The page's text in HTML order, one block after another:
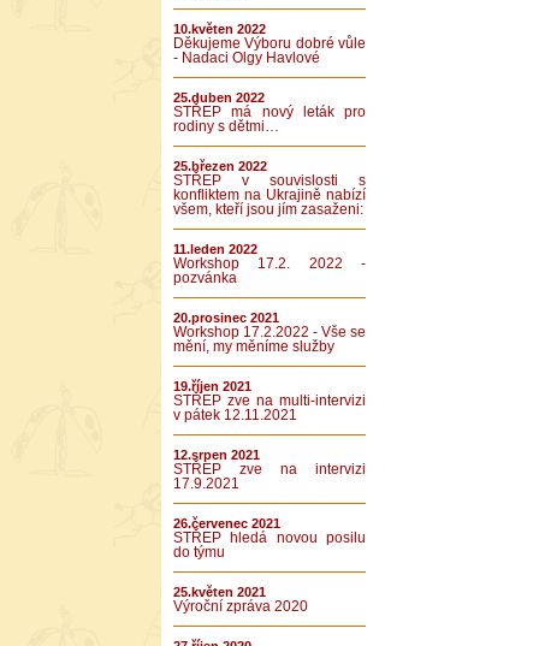
10.květen 2022
Děkujeme Výboru dobré vůle
- Nadaci Olgy Havlové
25.duben 2022
STŘEP má nový leták pro
rodiny s dětmi…
25.březen 2022
STŘEP v souvislosti s
konfliktem na Ukrajině nabízí
všem, kteří jsou jím zasaženi:
11.leden 2022
Workshop 17.2. 2022 -
pozvánka
20.prosinec 2021
Workshop 17.2.2022 - Vše se
mění, my měníme služby
19.říjen 2021
STŘEP zve na multi-intervizi
v pátek 12.11.2021
12.srpen 2021
STŘEP zve na intervizi
17.9.2021
26.červenec 2021
STŘEP hledá novou posilu
do týmu
25.květen 2021
Výroční zpráva 2020